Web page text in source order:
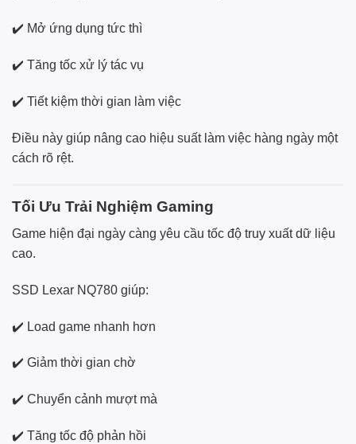
✔️ Mở ứng dụng tức thì
✔️ Tăng tốc xử lý tác vụ
✔️ Tiết kiệm thời gian làm việc
Điều này giúp nâng cao hiệu suất làm việc hàng ngày một
cách rõ rệt.
Tối Ưu Trải Nghiệm Gaming
Game hiện đại ngày càng yêu cầu tốc độ truy xuất dữ liệu
cao.
SSD Lexar NQ780 giúp:
✔️ Load game nhanh hơn
✔️ Giảm thời gian chờ
✔️ Chuyển cảnh mượt mà
✔️ Tăng tốc độ phản hồi